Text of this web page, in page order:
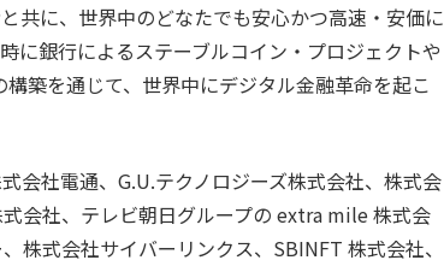
共に、世界中のどなたでも安心かつ高速・安価に
に銀行によるステーブルコイン・プロジェクトや
築を通じて、世界中にデジタル金融革命を起こ
会社電通、G.U.テクノロジーズ株式会社、株式会
会社、テレビ朝日グループの extra mile 株式会
株式会社サイバーリンクス、SBINFT 株式会社、